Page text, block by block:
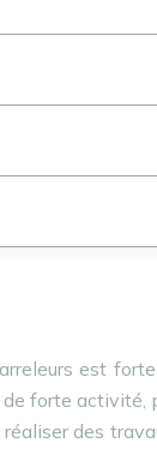
est
forte activité,
des